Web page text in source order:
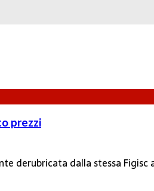
prezzi
derubricata dalla stessa